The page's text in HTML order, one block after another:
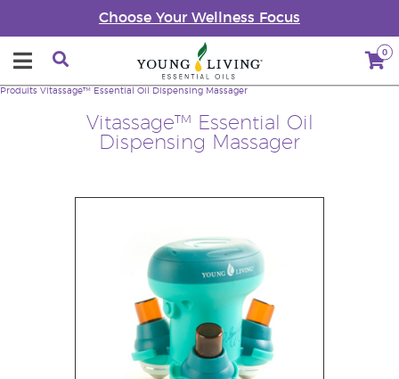
Choose Your Wellness Focus
0
Vitassage™ Essential Oil
Dispensing Massager
Produits Vitassage™ Essential Oil Dispensing Massager